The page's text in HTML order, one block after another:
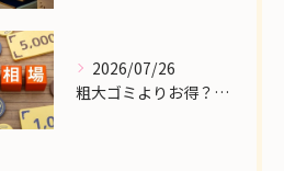
2026/07/26
粗大ゴミよりお得？大型家具の処分業者にかかる費用相場を解説